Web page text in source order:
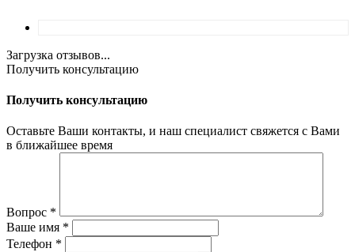
Загрузка отзывов...
Получить консультацию
Получить консультацию
Оставьте Ваши контакты, и наш специалист свяжется с Вами
в ближайшее время
Вопрос *
Ваше имя *
Телефон *